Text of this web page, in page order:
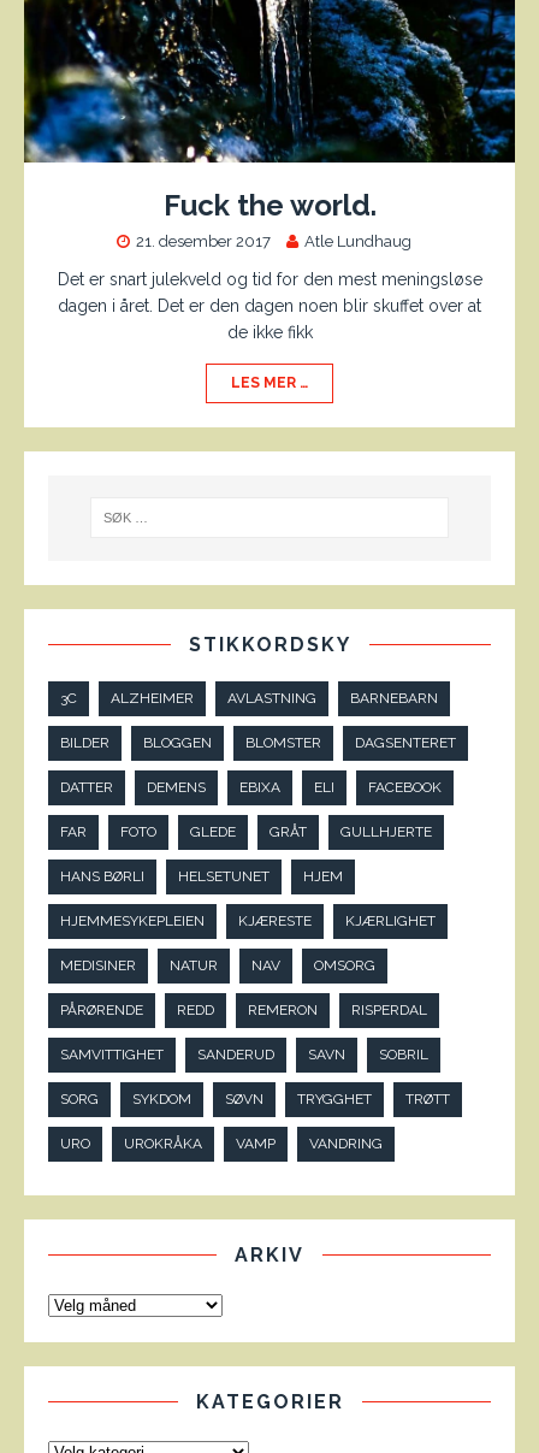
Fuck the world.
21. desember 2017 Atle Lundhaug
Det er snart julekveld og tid for den mest meningsløse
dagen i året. Det er den dagen noen blir skuffet over at
de ikke fikk
LES MER …
STIKKORDSKY
3C ALZHEIMER AVLASTNING BARNEBARN
BILDER BLOGGEN BLOMSTER DAGSENTERET
DATTER DEMENS EBIXA ELI FACEBOOK
FAR FOTO GLEDE GRÅT GULLHJERTE
HANS BØRLI HELSETUNET HJEM
HJEMMESYKEPLEIEN KJÆRESTE KJÆRLIGHET
MEDISINER NATUR NAV OMSORG
PÅRØRENDE REDD REMERON RISPERDAL
SAMVITTIGHET SANDERUD SAVN SOBRIL
SORG SYKDOM SØVN TRYGGHET TRØTT
URO UROKRÅKA VAMP VANDRING
ARKIV
KATEGORIER